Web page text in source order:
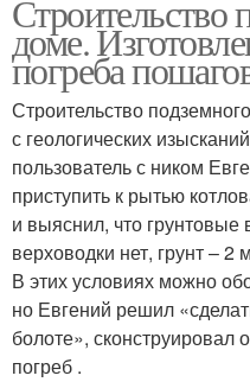
Строительство
доме.
погреба
Строительство
с геологических
пользователь с ником
приступить к рытью
и выяснил, что грунтовые
верховодки нет, грунт – 2
В этих условиях можно
но Евгений решил
болоте», сконструировал
погреб .